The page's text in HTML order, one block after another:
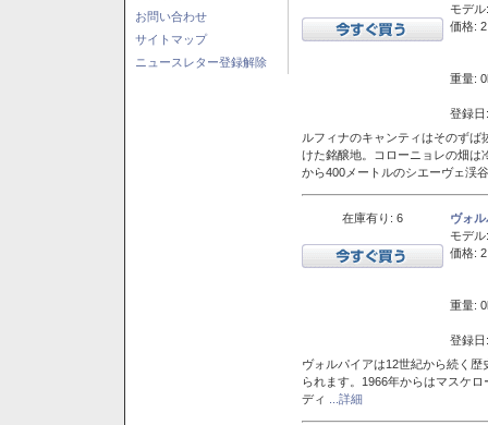
お問い合わせ
サイトマップ
ニュースレター登録解除
モデル:
価格:
重量:
登録
ルフィナのキャンティはそのず
けた銘醸地。コローニョレの畑は
から400メートルのシエーヴェ渓
在庫有り: 6
ヴォ
モデル:
価格:
重量:
登録
ヴォルパイアは12世紀から続く
られます。1966年からはマスケ
ディ
...詳細